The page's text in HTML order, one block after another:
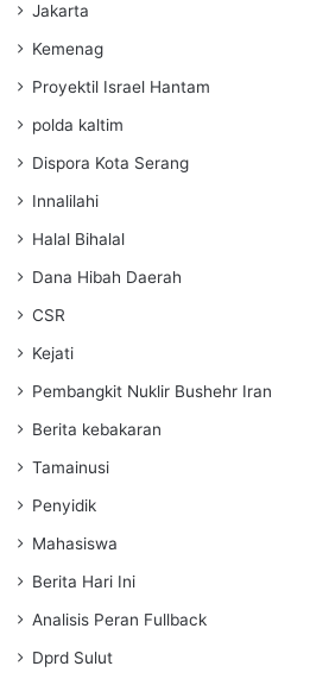
Jakarta
Kemenag
Proyektil Israel Hantam
polda kaltim
Dispora Kota Serang
Innalilahi
Halal Bihalal
Dana Hibah Daerah
CSR
Kejati
Pembangkit Nuklir Bushehr Iran
Berita kebakaran
Tamainusi
Penyidik
Mahasiswa
Berita Hari Ini
Analisis Peran Fullback
Dprd Sulut